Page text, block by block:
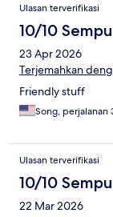
Ulasan terverifikasi
10/10
23 Apr 2026
Terjemahkan
Friendly stuff
Song, perjalanan
Ulasan terverifikasi
10/10
22 Mar 2026